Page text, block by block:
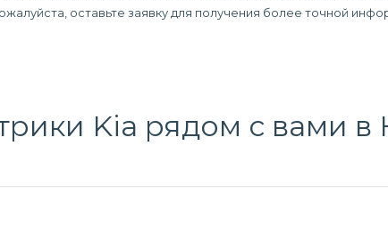
оставьте заявку для получения более точной
Kia рядом с вами в